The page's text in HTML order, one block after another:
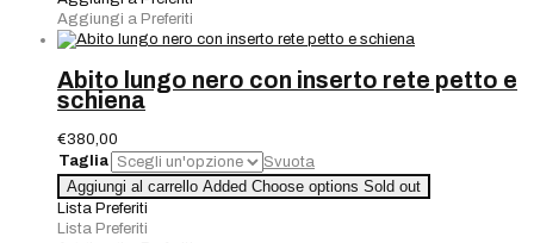
Aggiungi a Preferiti
Abito lungo nero con inserto rete petto e
schiena
€380,00
Taglia
Svuota
Abito
lungo
nero
Aggiungi al carrello Added Choose options Sold out
Lista Preferiti
Lista Preferiti